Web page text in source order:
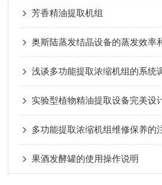
芳香精油提取机组
浅谈多功能提取浓缩机组的系统
实验型植物精油提取设备完美设
多功能提取浓缩机组维修保养的
果酒发酵罐的使用操作说明